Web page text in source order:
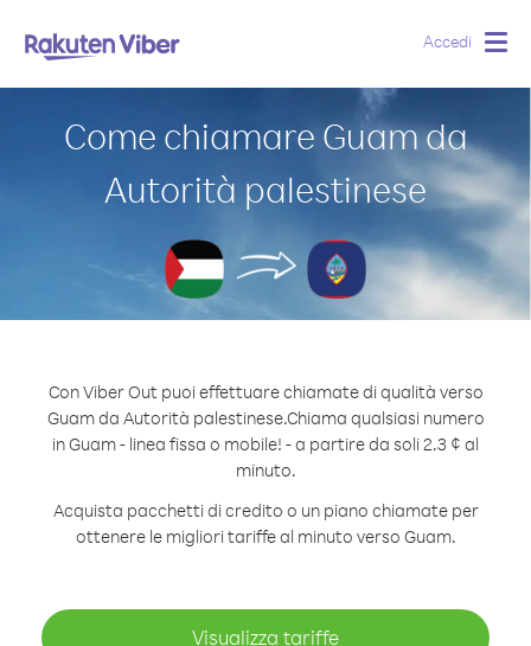
Accedi
Come chiamare Guam da
Autorità palestinese
Con Viber Out puoi effettuare chiamate di qualità verso
Guam da Autorità palestinese.Chiama qualsiasi numero
in Guam - linea fissa o mobile! - a partire da soli 2.3 ¢ al
minuto.
Acquista pacchetti di credito o un piano chiamate per
ottenere le migliori tariffe al minuto verso Guam.
Visualizza tariffe